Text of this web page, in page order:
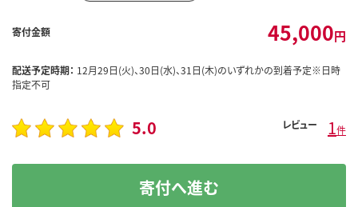
寄付金額 45,000円
配送予定時期： 12月29日(火)、30日(水)、31日(木)のいずれかの到着予定※日時
指定不可
5.0 レビュー 1件
寄付へ進む